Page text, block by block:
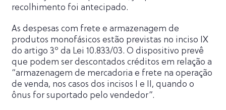
recolhimento foi antecipado.
As despesas com frete e armazenagem de
produtos monofásicos estão previstas no inciso IX
do artigo 3º da Lei 10.833/03. O dispositivo prevê
que podem ser descontados créditos em relação a
“armazenagem de mercadoria e frete na operação
de venda, nos casos dos incisos I e II, quando o
ônus for suportado pelo vendedor”.